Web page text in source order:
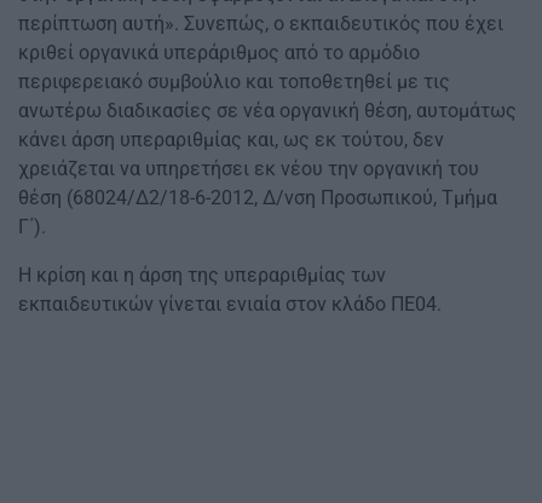
περίπτωση αυτή». Συνεπώς, ο εκπαιδευτικός που έχει
κριθεί οργανικά υπεράριθμος από το αρμόδιο
περιφερειακό συμβούλιο και τοποθετηθεί με τις
ανωτέρω διαδικασίες σε νέα οργανική θέση, αυτομάτως
κάνει άρση υπεραριθμίας και, ως εκ τούτου, δεν
χρειάζεται να υπηρετήσει εκ νέου την οργανική του
θέση (68024/Δ2/18-6-2012, Δ/νση Προσωπικού, Τμήμα
Γ΄).
Η κρίση και η άρση της υπεραριθμίας των
εκπαιδευτικών γίνεται ενιαία στον κλάδο ΠΕ04.